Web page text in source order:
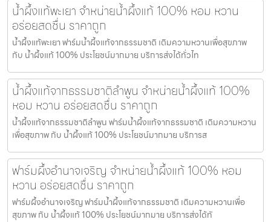
น้ำผึ้งแท้พะเยา จำหน่ายน้ำผึ้งแท้ 100% หอม หวาน
อร่อยสดชื่น ราคาถูก
น้ำผึ้งแท้พะเยา ฟาร์มน้ำผึ้งแท้จากธรรมชาติ เติมความหวานเพื่อสุขภาพ
กับ น้ำผึ้งแท้ 100% ประโยชน์มากมาย บริการส่งได้ทั่วไท
น้ำผึ้งแท้จากธรรมชาติลำพูน จำหน่ายน้ำผึ้งแท้ 100%
หอม หวาน อร่อยสดชื่น ราคาถูก
น้ำผึ้งแท้จากธรรมชาติลำพูน ฟาร์มน้ำผึ้งแท้จากธรรมชาติ เติมความหวาน
เพื่อสุขภาพ กับ น้ำผึ้งแท้ 100% ประโยชน์มากมาย บริการส
ฟาร์มผึ้งอำนาจเจริญ จำหน่ายน้ำผึ้งแท้ 100% หอม
หวาน อร่อยสดชื่น ราคาถูก
ฟาร์มผึ้งอำนาจเจริญ ฟาร์มน้ำผึ้งแท้จากธรรมชาติ เติมความหวานเพื่อ
สุขภาพ กับ น้ำผึ้งแท้ 100% ประโยชน์มากมาย บริการส่งได้ทั